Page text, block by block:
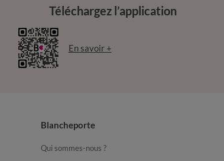
Téléchargez l’application
En savoir +
Blancheporte
Qui sommes-nous ?